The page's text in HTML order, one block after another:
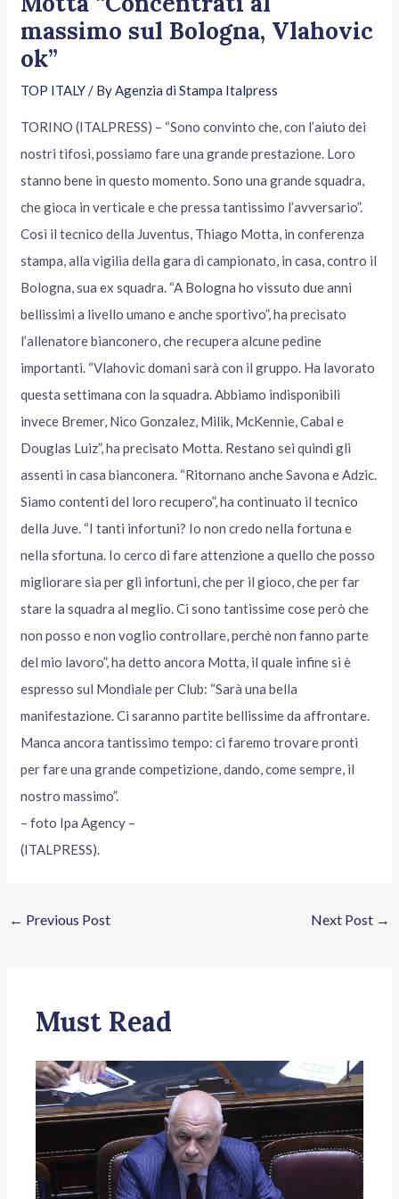
massimo sul Bologna, Vlahovic
ok”
TOP ITALY/ ByAgenzia di Stampa Italpress
TORINO (ITALPRESS) – “Sono convinto che, con l’aiuto dei
nostri tifosi, possiamo fare una grande prestazione. Loro
stanno bene in questo momento. Sono una grande squadra,
che gioca in verticale e che pressa tantissimo l’avversario”.
Così il tecnico della Juventus, Thiago Motta, in conferenza
stampa, alla vigilia della gara di campionato, in casa, contro il
Bologna, sua ex squadra. “A Bologna ho vissuto due anni
bellissimi a livello umano e anche sportivo”, ha precisato
l’allenatore bianconero, che recupera alcune pedine
importanti. “Vlahovic domani sarà con il gruppo. Ha lavorato
questa settimana con la squadra. Abbiamo indisponibili
invece Bremer, Nico Gonzalez, Milik, McKennie, Cabal e
Douglas Luiz”, ha precisato Motta. Restano sei quindi gli
assenti in casa bianconera. “Ritornano anche Savona e Adzic.
Siamo contenti del loro recupero”, ha continuato il tecnico
della Juve. “I tanti infortuni? Io non credo nella fortuna e
nella sfortuna. Io cerco di fare attenzione a quello che posso
migliorare sia per gli infortuni, che per il gioco, che per far
stare la squadra al meglio. Ci sono tantissime cose però che
non posso e non voglio controllare, perchè non fanno parte
del mio lavoro”, ha detto ancora Motta, il quale infine si è
espresso sul Mondiale per Club: “Sarà una bella
manifestazione. Ci saranno partite bellissime da affrontare.
Manca ancora tantissimo tempo: ci faremo trovare pronti
per fare una grande competizione, dando, come sempre, il
nostro massimo”.
– foto Ipa Agency –
(ITALPRESS).
← Previous Post Next Post →
Must Read